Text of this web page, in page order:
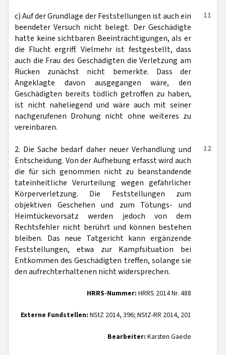
11
c) Auf der Grundlage der Feststellungen ist auch ein
beendeter Versuch nicht belegt. Der Geschädigte
hatte keine sichtbaren Beeinträchtigungen, als er
die Flucht ergriff. Vielmehr ist festgestellt, dass
auch die Frau des Geschädigten die Verletzung am
Rücken zunächst nicht bemerkte. Dass der
Angeklagte davon ausgegangen wäre, den
Geschädigten bereits tödlich getroffen zu haben,
ist nicht naheliegend und wäre auch mit seiner
nachgerufenen Drohung nicht ohne weiteres zu
vereinbaren.
12
2. Die Sache bedarf daher neuer Verhandlung und
Entscheidung. Von der Aufhebung erfasst wird auch
die für sich genommen nicht zu beanstandende
tateinheitliche Verurteilung wegen gefährlicher
Körperverletzung. Die Feststellungen zum
objektiven Geschehen und zum Tötungs- und
Heimtückevorsatz werden jedoch von dem
Rechtsfehler nicht berührt und können bestehen
bleiben. Das neue Tatgericht kann ergänzende
Feststellungen, etwa zur Kampfsituation bei
Entkommen des Geschädigten treffen, solange sie
den aufrechterhaltenen nicht widersprechen.
HRRS-Nummer: HRRS 2014 Nr. 488
Externe Fundstellen: NStZ 2014, 396; NStZ-RR 2014, 201
Bearbeiter: Karsten Gaede